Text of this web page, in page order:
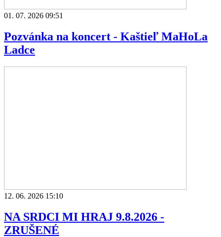
01. 07. 2026 09:51
Pozvánka na koncert - Kaštieľ MaHoLa
Ladce
12. 06. 2026 15:10
NA SRDCI MI HRAJ 9.8.2026 -
ZRUŠENÉ